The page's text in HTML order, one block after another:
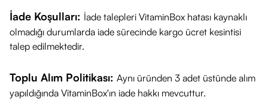
Glycol, Glycerin, Water, Triethylhexanoin, Niacinamide,
Monolaurin, P-Refinil®ve diğer yardımcı bileşenler.
Avene Cleanance Aqua Gel Matifiant
gözeneklerinizi sıkılaştırır. Hafif dokusuyla günlük kullanım
için idealdir.
İade Koşulları: İade talepleri VitaminBox hatası kaynaklı
olmadığı durumlarda iade sürecinde kargo ücret kesintisi
talep edilmektedir.
Toplu Alım Politikası: Aynı üründen 3 adet üstünde alım
yapıldığında VitaminBox'ın iade hakkı mevcuttur.